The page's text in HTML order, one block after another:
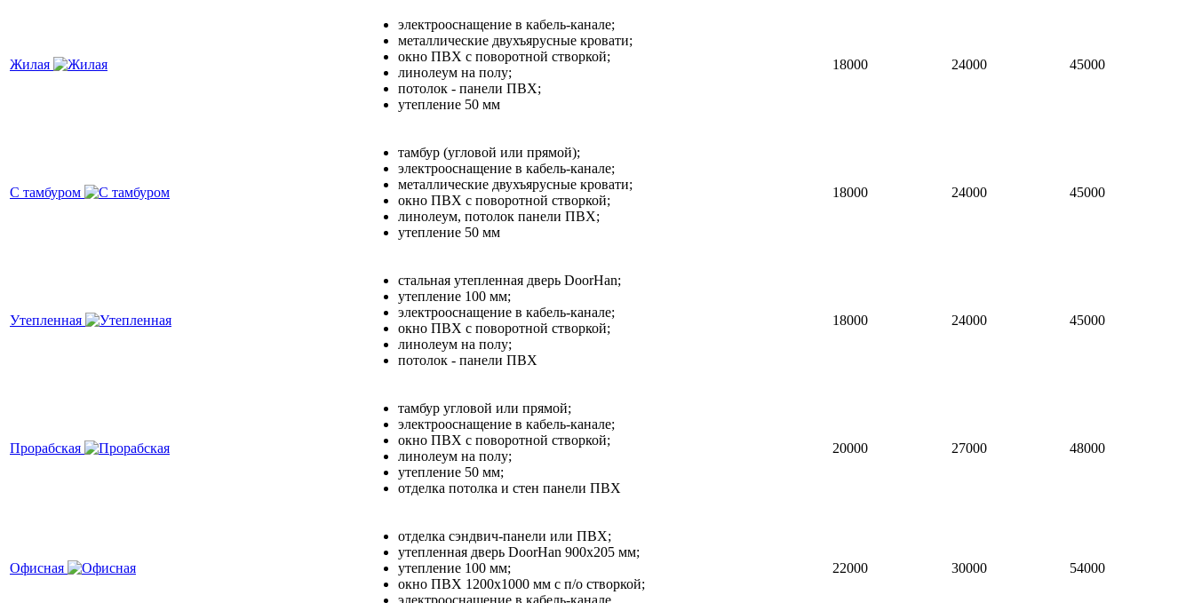
Жилая
электрооснащение в кабель-канале;
металлические двухъярусные кровати;
окно ПВХ с поворотной створкой;
линолеум на полу;
потолок - панели ПВХ;
утепление 50 мм
18000 24000 45000
С тамбуром
тамбур (угловой или прямой);
электрооснащение в кабель-канале;
металлические двухъярусные кровати;
окно ПВХ с поворотной створкой;
линолеум, потолок панели ПВХ;
утепление 50 мм
18000 24000 45000
Утепленная
стальная утепленная дверь DoorHan;
утепление 100 мм;
электрооснащение в кабель-канале;
окно ПВХ с поворотной створкой;
линолеум на полу;
потолок - панели ПВХ
18000 24000 45000
Прорабская
тамбур угловой или прямой;
электрооснащение в кабель-канале;
окно ПВХ с поворотной створкой;
линолеум на полу;
утепление 50 мм;
отделка потолка и стен панели ПВХ
20000 27000 48000
Офисная
отделка сэндвич-панели или ПВХ;
утепленная дверь DoorHan 900х205 мм;
утепление 100 мм;
окно ПВХ 1200х1000 мм с п/о створкой;
22000 30000 54000